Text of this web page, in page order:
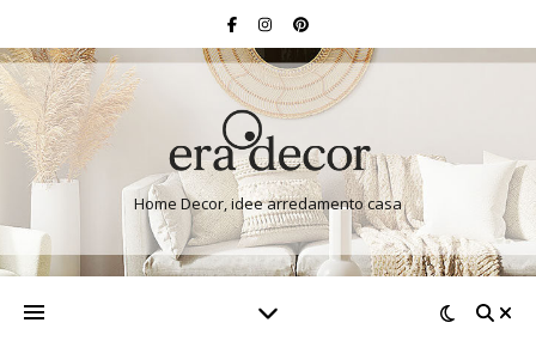
Home Decor, idee arredamento casa